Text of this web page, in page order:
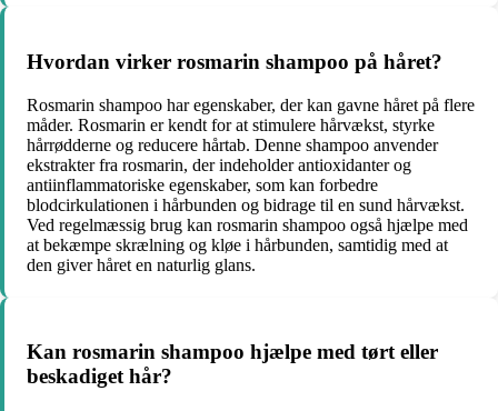
Hvordan virker rosmarin shampoo på håret?
Rosmarin shampoo har egenskaber, der kan gavne håret på flere
måder. Rosmarin er kendt for at stimulere hårvækst, styrke
hårrødderne og reducere hårtab. Denne shampoo anvender
ekstrakter fra rosmarin, der indeholder antioxidanter og
antiinflammatoriske egenskaber, som kan forbedre
blodcirkulationen i hårbunden og bidrage til en sund hårvækst.
Ved regelmæssig brug kan rosmarin shampoo også hjælpe med
at bekæmpe skrælning og kløe i hårbunden, samtidig med at
den giver håret en naturlig glans.
Kan rosmarin shampoo hjælpe med tørt eller
beskadiget hår?